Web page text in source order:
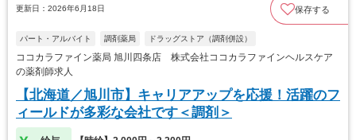
更新日：2026年6月18日 保存する
パート・アルバイト 調剤薬局 ドラッグストア（調剤併設）
ココカラファイン薬局 旭川四条店 株式会社ココカラファインヘルスケア
の薬剤師求人
【北海道／旭川市】キャリアアップを応援！活躍のフ
ィールドが多彩な会社です＜調剤＞